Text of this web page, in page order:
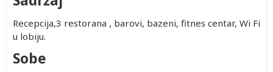
Recepcija,3 restorana , barovi, bazeni, fitnes centar, Wi Fi
u lobiju.
Sobe